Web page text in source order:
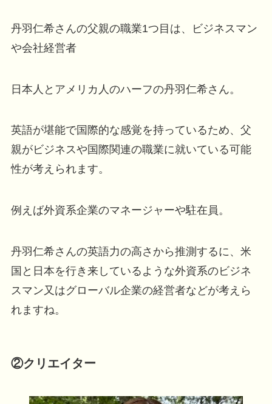
丹羽仁希さんの父親の職業1つ目は、ビジネスマン
や会社経営者
日本人とアメリカ人のハーフの丹羽仁希さん。
英語が堪能で国際的な感覚を持っているため、父
親がビジネスや国際関連の職業に就いている可能
性が考えられます。
例えば外資系企業のマネージャーや駐在員。
丹羽仁希さんの英語力の高さから推測するに、米
国と日本を行き来しているような外資系のビジネ
スマン又はグローバル企業の経営者などが考えら
れますね。
②クリエイター